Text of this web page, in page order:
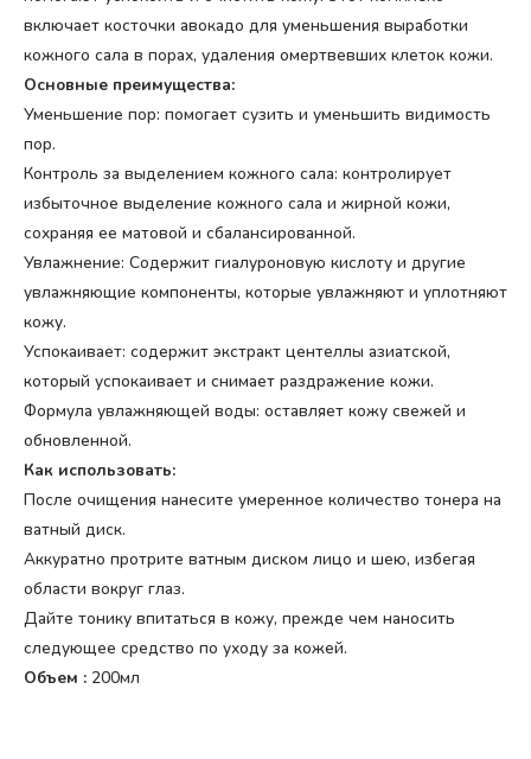
включает косточки авокадо для уменьшения выработки
кожного сала в порах, удаления омертвевших клеток кожи.
Основные преимущества:
Уменьшение пор: помогает сузить и уменьшить видимость
пор.
Контроль за выделением кожного сала: контролирует
избыточное выделение кожного сала и жирной кожи,
сохраняя ее матовой и сбалансированной.
Увлажнение: Содержит гиалуроновую кислоту и другие
увлажняющие компоненты, которые увлажняют и уплотняют
кожу.
Успокаивает: содержит экстракт центеллы азиатской,
который успокаивает и снимает раздражение кожи.
Формула увлажняющей воды: оставляет кожу свежей и
обновленной.
Как использовать:
После очищения нанесите умеренное количество тонера на
ватный диск.
Аккуратно протрите ватным диском лицо и шею, избегая
области вокруг глаз.
Дайте тонику впитаться в кожу, прежде чем наносить
следующее средство по уходу за кожей.
Объем : 200мл